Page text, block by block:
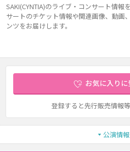
SAKI(CYNTIA)のライブ・コンサート情報
サートのチケット情報や関連画像、動画
ンツをお届けします。
お気に入りに
登録すると先行販売情報
公演情報